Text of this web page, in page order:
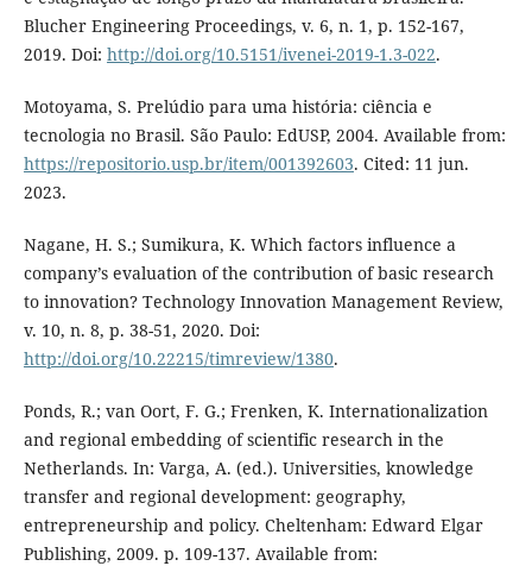
Blucher Engineering Proceedings, v. 6, n. 1, p. 152-167,
2019. Doi: http://doi.org/10.5151/ivenei-2019-1.3-022.
Motoyama, S. Prelúdio para uma história: ciência e
tecnologia no Brasil. São Paulo: EdUSP, 2004. Available from:
https://repositorio.usp.br/item/001392603. Cited: 11 jun.
2023.
Nagane, H. S.; Sumikura, K. Which factors influence a
company’s evaluation of the contribution of basic research
to innovation? Technology Innovation Management Review,
v. 10, n. 8, p. 38-51, 2020. Doi:
http://doi.org/10.22215/timreview/1380.
Ponds, R.; van Oort, F. G.; Frenken, K. Internationalization
and regional embedding of scientific research in the
Netherlands. In: Varga, A. (ed.). Universities, knowledge
transfer and regional development: geography,
entrepreneurship and policy. Cheltenham: Edward Elgar
Publishing, 2009. p. 109-137. Available from: